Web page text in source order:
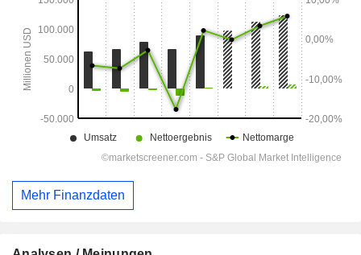
Mehr Finanzdaten